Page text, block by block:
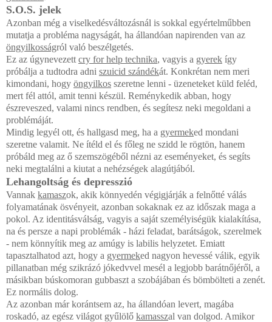
S.O.S. jelek
Azonban még a viselkedésváltozásnál is sokkal egyértelműbben
mutatja a probléma nagyságát, ha állandóan napirenden van az
öngyilkosságról való beszélgetés.
Ez az úgynevezett cry for help technika, vagyis a gyerek így
próbálja a tudtodra adni szuicid szándékát. Konkrétan nem meri
kimondani, hogy öngyilkos szeretne lenni - üzeneteket küld feléd,
mert fél attól, amit tenni készül. Reménykedik abban, hogy
észreveszed, valami nincs rendben, és segítesz neki megoldani a
problémáját.
Mindig legyél ott, és hallgasd meg, ha a gyermeked mondani
szeretne valamit. Ne ítéld el és főleg ne szidd le rögtön, hanem
próbáld meg az ő szemszögéből nézni az eseményeket, és segíts
neki megtalálni a kiutat a nehézségek alagútjából.
Lehangoltság és depresszió
Vannak kamaszok, akik könnyedén végigjárják a felnőtté válás
folyamatának ösvényeit, azonban sokaknak ez az időszak maga a
pokol. Az identitásválság, vagyis a saját személyiségük kialakítása,
na és persze a napi problémák - házi feladat, barátságok, szerelmek
- nem könnyítik meg az amúgy is labilis helyzetet. Emiatt
tapasztalhatod azt, hogy a gyermeked nagyon hevessé válik, egyik
pillanatban még szikrázó jókedvvel mesél a legjobb barátnőjéről, a
másikban búskomoran gubbaszt a szobájában és bömbölteti a zenét.
Ez normális dolog.
Az azonban már korántsem az, ha állandóan levert, magába
roskadó, az egész világot gyűlölő kamasszal van dolgod. Amikor